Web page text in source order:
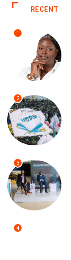
RECENT
1
2
3
4